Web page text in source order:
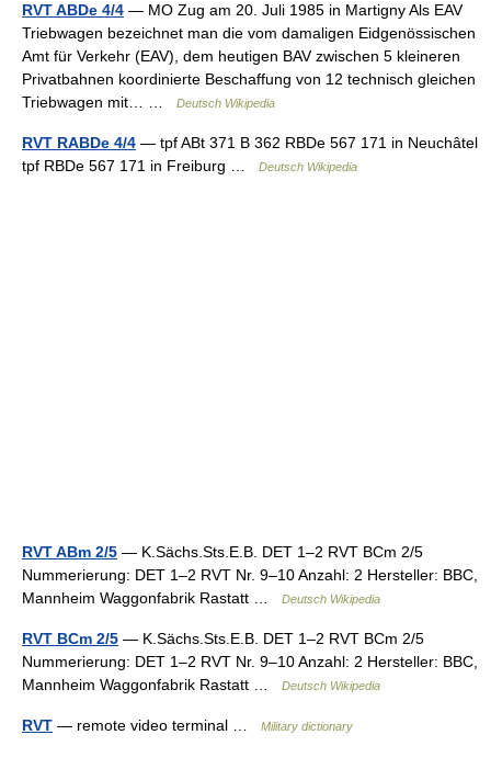
RVT ABDe 4/4 — MO Zug am 20. Juli 1985 in Martigny Als EAV
Triebwagen bezeichnet man die vom damaligen Eidgenössischen
Amt für Verkehr (EAV), dem heutigen BAV zwischen 5 kleineren
Privatbahnen koordinierte Beschaffung von 12 technisch gleichen
Triebwagen mit… …
Deutsch Wikipedia
RVT RABDe 4/4 — tpf ABt 371 B 362 RBDe 567 171 in Neuchâtel
tpf RBDe 567 171 in Freiburg …
Deutsch Wikipedia
RVT ABm 2/5 — K.Sächs.Sts.E.B. DET 1–2 RVT BCm 2/5
Nummerierung: DET 1–2 RVT Nr. 9–10 Anzahl: 2 Hersteller: BBC,
Mannheim Waggonfabrik Rastatt …
Deutsch Wikipedia
RVT BCm 2/5 — K.Sächs.Sts.E.B. DET 1–2 RVT BCm 2/5
Nummerierung: DET 1–2 RVT Nr. 9–10 Anzahl: 2 Hersteller: BBC,
Mannheim Waggonfabrik Rastatt …
Deutsch Wikipedia
RVT — remote video terminal … Military dictionary